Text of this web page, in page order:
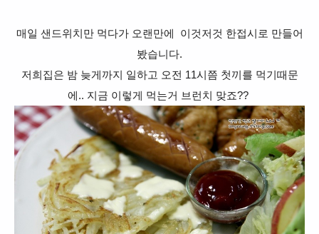
매일 샌드위치만 먹다가 오랜만에 이것저것 한접시로 만들어
봤습니다.
저희집은 밤 늦게까지 일하고 오전 11시쯤 첫끼를 먹기때문
에.. 지금 이렇게 먹는거 브런치 맞죠??